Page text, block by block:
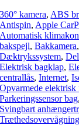
360° kamera, ABS
Antispin, Apple
Automatisk
bakspejl,Bakkamera
Dæktrykssystem,
Elektrisk bagklap,
centrallås,Internet,
Opvarmede elektrisk
Parkeringssensor bag
Svingbart
Træthedsovervågning